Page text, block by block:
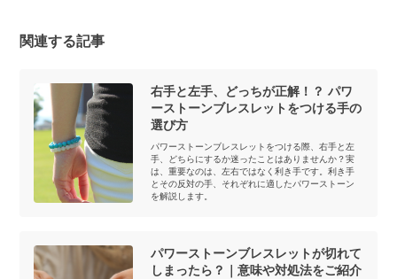
関連する記事
右手と左手、どっちが正解！？ パワ
ーストーンブレスレットをつける手の
選び方
パワーストーンブレスレットをつける際、右手と左
手、どちらにするか迷ったことはありませんか？実
は、重要なのは、左右ではなく利き手です。利き手
とその反対の手、それぞれに適したパワーストーン
を解説します。
パワーストーンブレスレットが切れて
しまったら？｜意味や対処法をご紹介